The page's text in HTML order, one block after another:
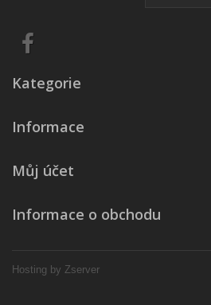
Kategorie
Informace
Hosting by Zserver
Můj účet
Informace o obchodu